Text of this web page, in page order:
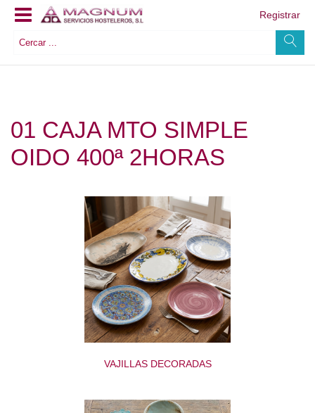
Registrar
01 CAJA MTO SIMPLE
OIDO 400ª 2HORAS
VAJILLAS DECORADAS